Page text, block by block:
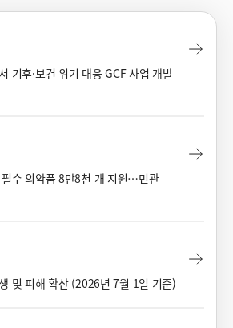
기후·보건 위기 대응 GCF 사업 개발
수 의약품 8만8천 개 지원…민관
및 피해 확산 (2026년 7월 1일 기준)